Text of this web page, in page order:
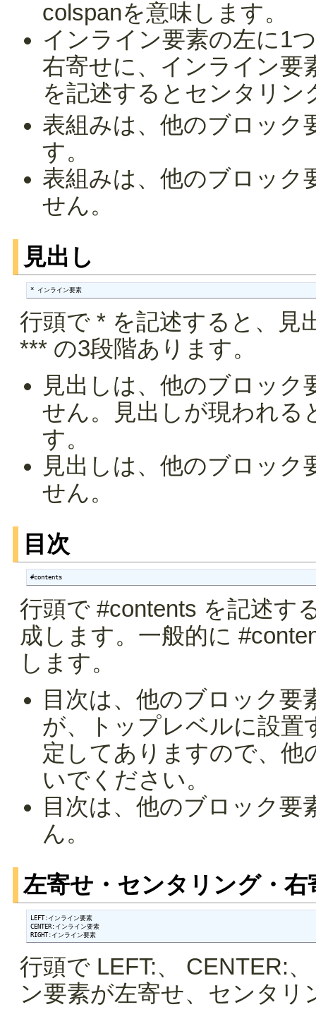
colspanを意味します。
インライン要素の左に1
右寄せに、インライン要
を記述するとセンタリン
表組みは、他のブロック
す。
表組みは、他のブロック
せん。
見出し
* インライン要素
行頭で * を記述すると、見
*** の3段階あります。
見出しは、他のブロッ
せん。見出しが現われる
す。
見出しは、他のブロッ
せん。
目次
#contents
行頭で #contents を記述す
成します。一般的に
します。
目次は、他のブロック
が、トップレベルに設置
定してありますので、他
いでください。
目次は、他のブロック
ん。
左寄せ・センタリング・右
LEFT:インライン要素
CENTER:インライン要素
RIGHT:インライン要素
行頭で LEFT:、 CENTER:
ン要素が左寄せ、センタ